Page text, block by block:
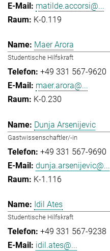
matilde.accorsi@...
K-0.119
Maer Arora
Studentische Hilfskraft
+49 331 567-9620
maer.arora@...
K-0.230
Dunja Arsenijevic
Gastwissenschaftler/-in
+49 331 567-9690
dunja.arsenijevic@...
K-1.116
Idil Ates
Studentische Hilfskraft
+49 331 567-9238
idil.ates@...